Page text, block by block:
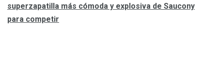
superzapatilla más cómoda y explosiva de Saucony
para competir